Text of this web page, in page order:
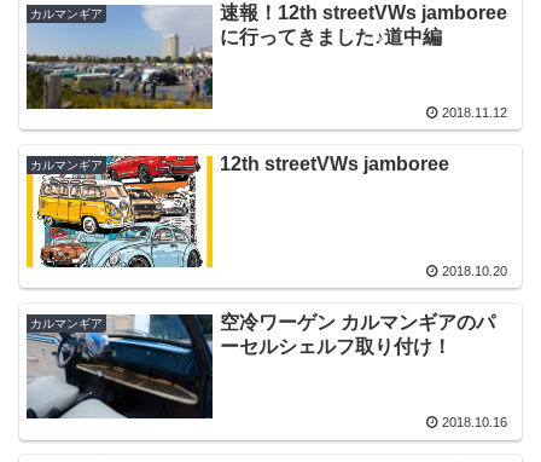
カルマンギア
速報！12th streetVWs jamboree
に行ってきました♪道中編
2018.11.12
カルマンギア 12th streetVWs jamboree
2018.10.20
カルマンギア
空冷ワーゲン カルマンギアのパ
ーセルシェルフ取り付け！
2018.10.16